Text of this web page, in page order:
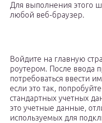
Для выполнения этого
любой веб-браузер.
Войдите на главную
роутером. После ввода
потребоваться ввести
если это так,
стандартных учетных
это учетные данные,
используемых для